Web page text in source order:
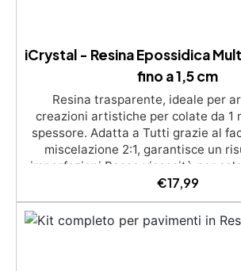
iCrystal - Resina Epossidica
fino a 1,5 cm
Resina trasparente, ideale per
creazioni artistiche per colate da 1
spessore. Adatta a Tutti grazie al
miscelazione 2:1, garantisce un
imperfezioni Bassa viscosità per
compatibile con legno, silicone,
materiali. Certificata post-catalisi
per il contatto con la pelle, Bpa Free
(Voc Free) Superficie lucida,
€17,99